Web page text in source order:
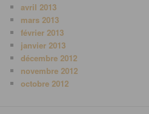
avril 2013
mars 2013
février 2013
janvier 2013
décembre 2012
novembre 2012
octobre 2012